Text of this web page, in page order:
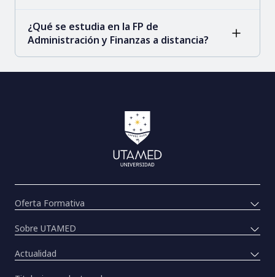
¿Qué se estudia en la FP de
Administración y Finanzas a distancia?
Oferta Formativa
Sobre UTAMED
Actualidad